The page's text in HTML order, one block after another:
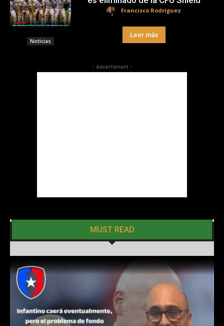
Noticias
Francisco Rodríguez
Leer más
- Advertisment -
MUST READ